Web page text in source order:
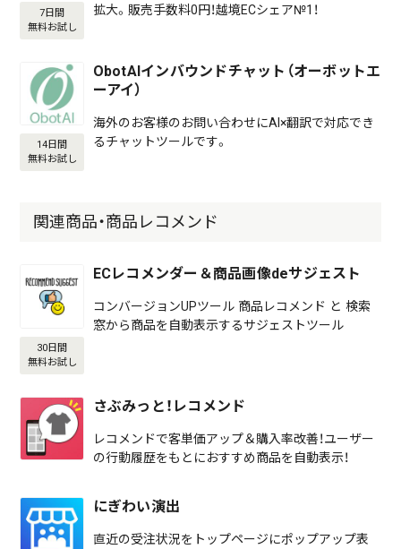
7日間
無料お試し
拡大。販売手数料0円！越境ECシェア№1！
14日間
無料お試し
ObotAIインバウンドチャット（オーボットエ
ーアイ）
海外のお客様のお問い合わせにAI×翻訳で対応でき
るチャットツールです。
関連商品・商品レコメンド
30日間
無料お試し
ECレコメンダー＆商品画像deサジェスト
コンバージョンUPツール 商品レコメンド と 検索
窓から商品を自動表示するサジェストツール
さぶみっと！レコメンド
レコメンドで客単価アップ＆購入率改善！ユーザー
の行動履歴をもとにおすすめ商品を自動表示！
にぎわい演出
直近の受注状況をトップページにポップアップ表